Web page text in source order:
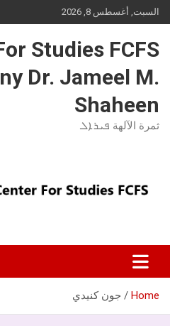
Skip
to
السبت, أغسطس 8, 2026
Studies FCFS
Dr. Jameel M.
Shaheen
ثمرة الآلهة ܦܝܪܐܠ
Home جون كنيدي